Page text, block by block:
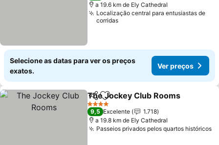
a 19.6 km de Ely Cathedral
Localização central para entusiastas de
corridas
Selecione as datas para ver os preços
exatos.
Ver preços
PartilharAdicionar aos favoritos
The Jockey Club Rooms
4 Estrelas
9,5 Excelente
1.718
a 19.8 km de Ely Cathedral
Passeios privados pelos quartos históricos